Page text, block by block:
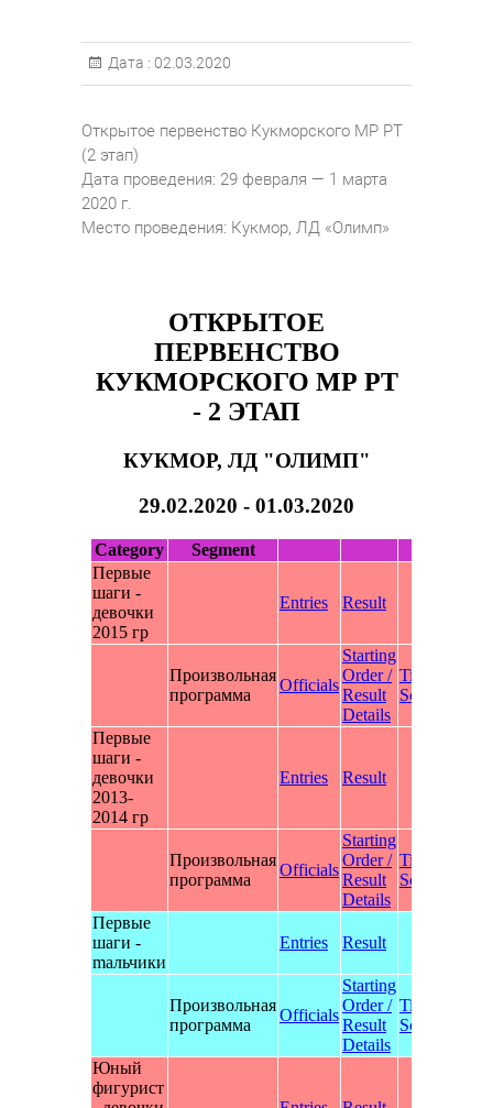
Дата : 02.03.2020
Открытое первенство Кукморского МР РТ
(2 этап)
Дата проведения: 29 февраля — 1 марта
2020 г.
Место проведения: Кукмор, ЛД «Олимп»